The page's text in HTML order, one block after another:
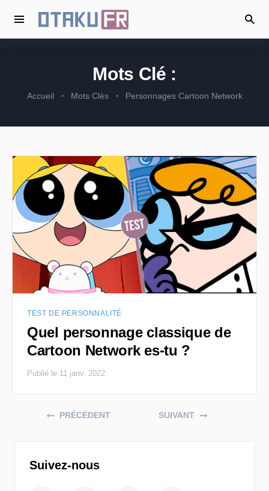
Mots Clé :
Accueil Mots Clès Personnages Cartoon Network
TEST DE PERSONNALITÉ
Quel personnage classique de
Cartoon Network es-tu ?
Publié le 11 janv. 2022
Posts navigation
PRÉCÉDENT SUIVANT
Suivez-nous